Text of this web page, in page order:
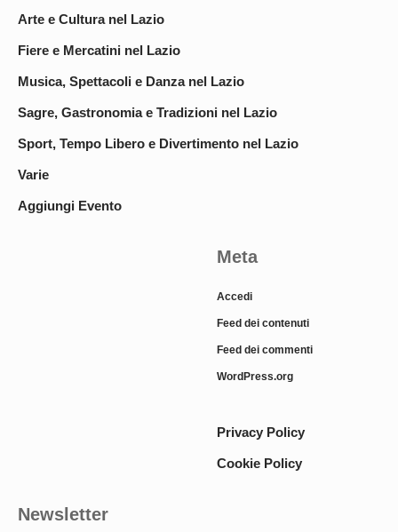
Arte e Cultura nel Lazio
Fiere e Mercatini nel Lazio
Musica, Spettacoli e Danza nel Lazio
Sagre, Gastronomia e Tradizioni nel Lazio
Sport, Tempo Libero e Divertimento nel Lazio
Varie
Aggiungi Evento
Meta
Accedi
Feed dei contenuti
Feed dei commenti
WordPress.org
Privacy Policy
Cookie Policy
Newsletter